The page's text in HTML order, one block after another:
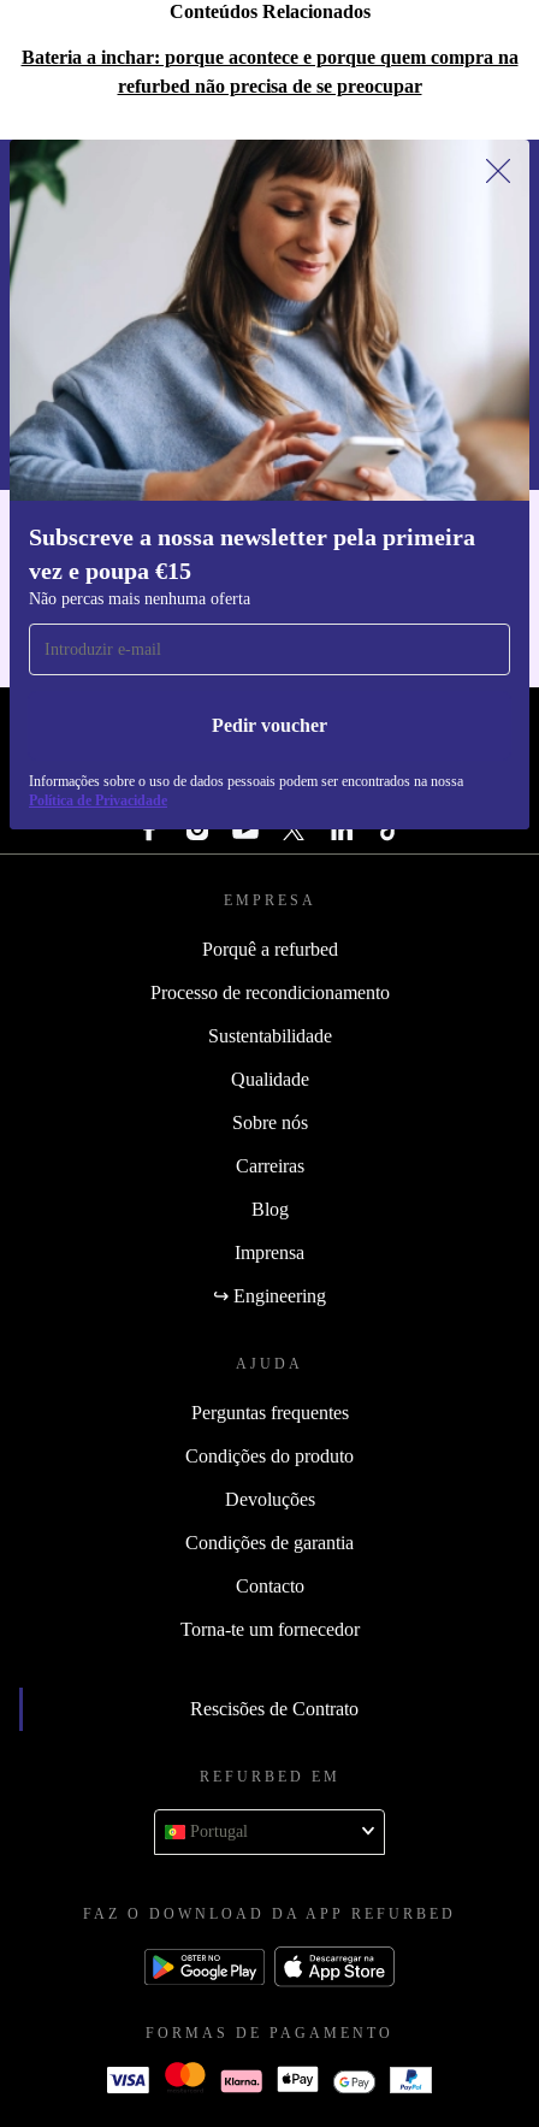
Conteúdos Relacionados
Bateria a inchar: porque acontece e porque quem compra na
refurbed não precisa de se preocupar
Subscreve a nossa newsletter pela primeira
vez e poupa €15
Não percas mais nenhuma oferta
Pedir voucher
Informações sobre o uso de dados pessoais podem ser encontrados na nossa
Política de Privacidade
Subscreve a nossa newsletter pela
primeira vez e poupa 15€!
Não percas mais nenhuma oferta.
Pedir voucher
Informações sobre o uso de dados pessoais podem ser encontrados na
nossa
Política de Privacidade.
Faz o download da app refurbed
Para iOS e Android
REFURBED PORTUGAL - RETHINK NEW.
SEGUE-NOS
EMPRESA
Porquê a refurbed
Processo de recondicionamento
Sustentabilidade
Qualidade
Sobre nós
Carreiras
Blog
Imprensa
↪ Engineering
AJUDA
Perguntas frequentes
Condições do produto
Devoluções
Condições de garantia
Contacto
Torna-te um fornecedor
Rescisões de Contrato
REFURBED EM
Portugal
FAZ O DOWNLOAD DA APP REFURBED
FORMAS DE PAGAMENTO